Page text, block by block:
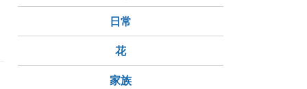
日常
花
家族